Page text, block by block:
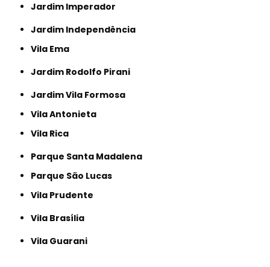
Jardim Imperador
Jardim Independência
Vila Ema
Jardim Rodolfo Pirani
Jardim Vila Formosa
Vila Antonieta
Vila Rica
Parque Santa Madalena
Parque São Lucas
Vila Prudente
Vila Brasília
Vila Guarani